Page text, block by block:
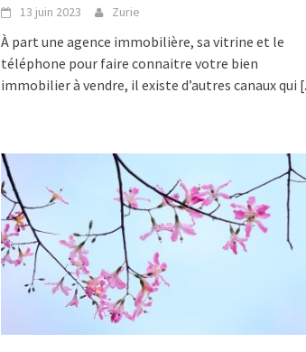
13 juin 2023 Zurie
À part une agence immobilière, sa vitrine et le
téléphone pour faire connaitre votre bien
immobilier à vendre, il existe d’autres canaux qui